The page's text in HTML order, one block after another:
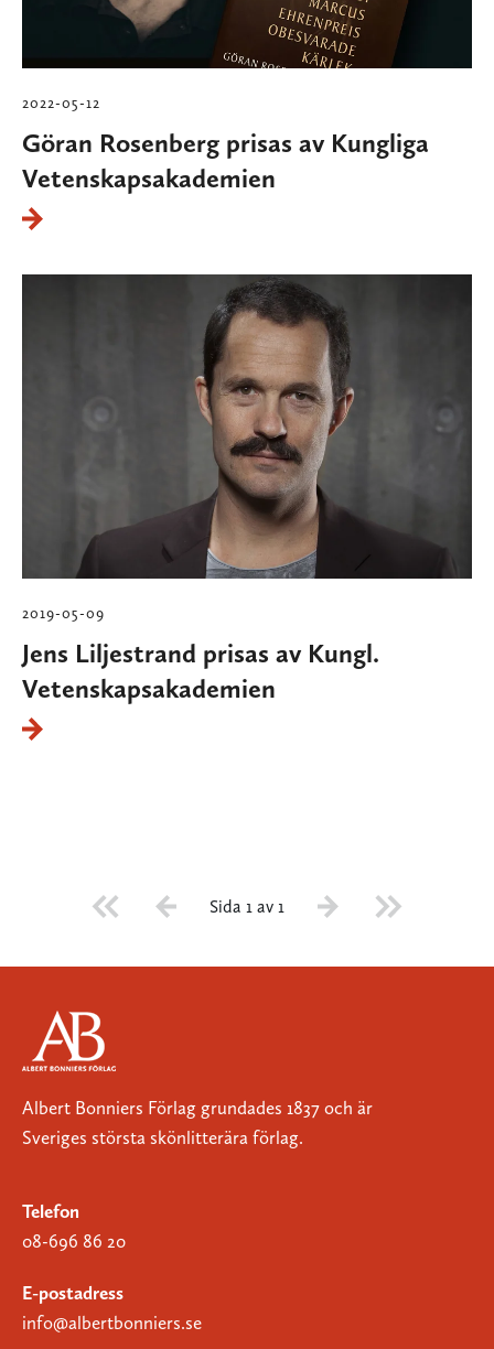
2022-05-12
Göran Rosenberg prisas av Kungliga
Vetenskapsakademien
2019-05-09
Jens Liljestrand prisas av Kungl.
Vetenskapsakademien
Sida 1 av 1
Albert Bonniers Förlag grundades 1837 och är
Sveriges största skönlitterära förlag.
Telefon
08-696 86 20
E-postadress
info@albertbonniers.se